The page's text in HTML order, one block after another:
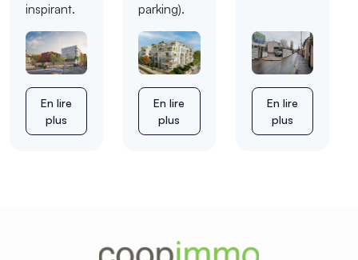
inspirant.
En lire
plus
parking).
En lire
plus
En lire
plus